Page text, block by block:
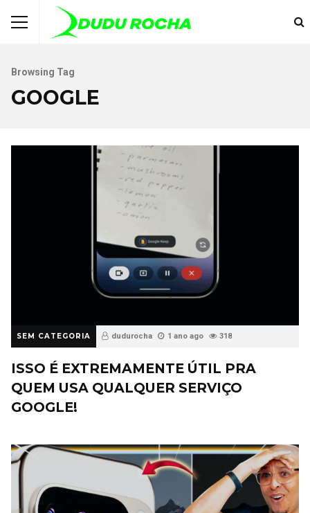
Browsing Tag
GOOGLE
SEM CATEGORIA dudurocha 1 ano ago 318
ISSO É EXTREMAMENTE ÚTIL PRA
QUEM USA QUALQUER SERVIÇO
GOOGLE!